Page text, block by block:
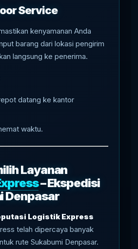
Service
kenyamanan Anda
barang dari lokasi pengirim
langsung ke penerima.
datang ke kantor
waktu.
Layanan
– Ekspedisi
Denpasar
Logistik Express
telah dipercaya banyak
rute Sukabumi Denpasar.